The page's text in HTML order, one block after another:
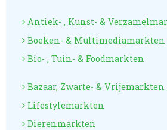
Antiek- , Kunst- &
Boeken- & Multimediamarkten
Bio- , Tuin- & Foodmarkten
Bazaar, Zwarte- & Vrijemarkten
Lifestylemarkten
Dierenmarkten